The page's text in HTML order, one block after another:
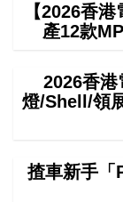
【2026香
產12款
2026香港
燈/Shell/領
揸車新手「